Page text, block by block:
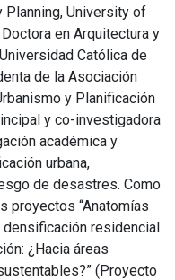
Planning, University of
en Arquitectura y
Católica de
de la Asociación
y Planificación
y co-investigadora
académica y
urbana,
de desastres. Como
proyectos “Anatomías
residencial
¿Hacia áreas
(Proyecto